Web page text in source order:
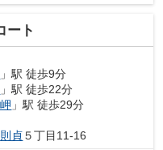
ート
」駅 徒歩9分
」駅 徒歩22分
」駅 徒歩29分
則貞５丁目11-16